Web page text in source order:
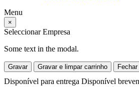
Menu
×
Seleccionar Empresa
Some text in the modal.
Gravar Gravar e limpar carrinho Fechar
Disponível para entrega Disponível